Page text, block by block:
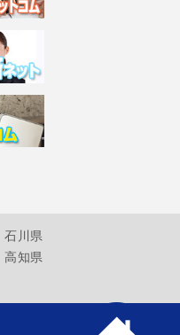
石川県
高知県